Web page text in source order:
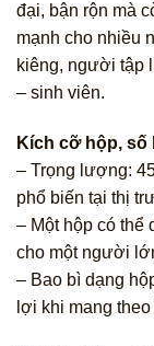
đại, bận rộn mà
mạnh cho nhiều
kiêng, người tập
– sinh viên.
Kích cỡ hộp, số
– Trọng lượng:
phổ biến tại thị
– Một hộp có thể
cho một người
– Bao bì dạng
lợi khi mang